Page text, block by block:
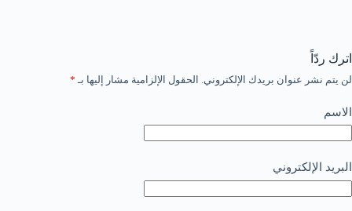
اترك ردّاً
لن يتم نشر عنوان بريدك الإلكتروني. الحقول الإلزامية مشار إليها بـ *
الاسم
البريد الإلكتروني